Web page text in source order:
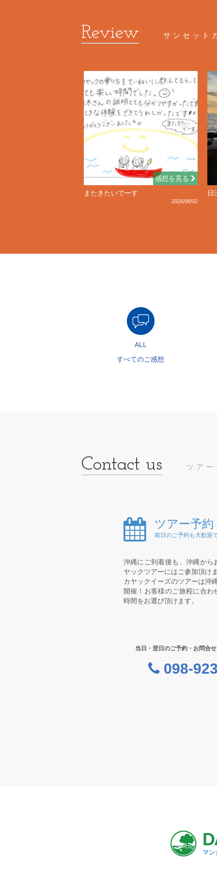
サンセット
感想を見る
またきたいでーす
2026/08/02
日
ALL
すべてのご感想
ツア
ツアー予約
前日のご予約も大歓迎
沖縄にご到着後も、沖縄から
ヤックツアーにはご参加頂け
カヤックイーズのツアーは沖
開催！お客様のご旅程に合わ
時間をお選び頂けます。
当日・翌日のご予約・お問合
098-
マン